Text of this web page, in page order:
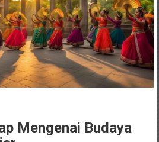
Mengenai Budaya